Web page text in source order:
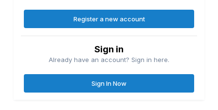
Register a new account
Sign in
Already have an account? Sign in here.
Sign In Now